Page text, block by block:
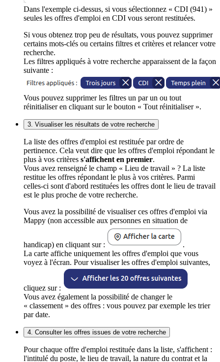
Dans l'exemple ci-dessus, si vous sélectionnez « CDI (941) »
seules les offres d'emploi en CDI vous seront restituées.
Si vous obtenez trop peu de résultats, vous pouvez supprimer
certains mots-clés ou certains filtres et critères et relancer votre
recherche.
Les filtres appliqués à votre recherche apparaissent de la façon
suivante :
Vous pouvez supprimer les filtres un par un ou tout
réinitialiser en cliquant sur le bouton « Tout réinitialiser ».
3. Visualiser les résultats de votre recherche
La liste des offres d'emploi est restituée par ordre de
pertinence. Cela veut dire que les offres d'emploi répondant le
plus à vos critères s'affichent en premier.
Vous avez renseigné le champ « Lieu de travail » ? La liste
restitue les offres répondant le plus à vos critères. Parmi
celles-ci sont d'abord restituées les offres dont le lieu de travail
est le plus proche de votre recherche.
Vous avez la possibilité de visualiser ces offres d'emploi via
Mappy (non accessible aux personnes en situation de
handicap) en cliquant sur :
.
La carte affiche uniquement les offres d'emploi que vous
voyez à l'écran. Pour visualiser les offres d'emploi suivantes,
cliquez sur :
Vous avez également la possibilité de changer le
« classement » des offres : vous pouvez par exemple les trier
par date.
4. Consulter les offres issues de votre recherche
Pour chaque offre d'emploi restituée dans la liste, s'affichent :
l'intitulé du poste, le lieu de travail, la nature du contrat et la